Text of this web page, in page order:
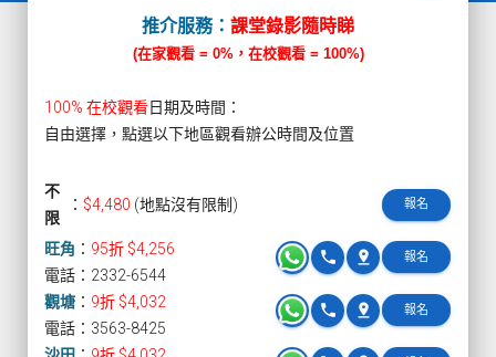
推介服務： 課堂錄影隨時睇
(在家觀看 = 0%，在校觀看 = 100%)
100% 在校觀看日期及時間：
自由選擇，點選以下地區觀看辦公時間及位置
不
限
： $4,480 (地點沒有限制) 報名
旺角 ： 95折 $4,256 報名
pin_drop
phone
電話：2332-6544
觀塘 ： 9折 $4,032 報名
pin_drop
phone
電話：3563-8425